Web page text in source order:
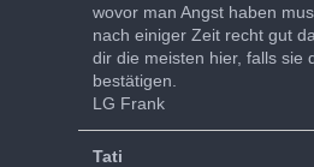
wovor man Angst haben
nach einiger Zeit recht gut
dir die meisten hier, falls sie
bestätigen.
LG Frank
Tati